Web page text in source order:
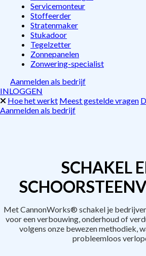
Servicemonteur
Stoffeerder
Stratenmaker
Stukadoor
Tegelzetter
Zonnepanelen
Zonwering-specialist
Aanmelden als bedrijf
INLOGGEN
Hoe het werkt Meest gestelde vragen
Aanmelden als bedrijf
SCHAKEL
Met CannonWorks® schakel je
voor een verbouwing, onderhoud of
volgens onze bewezen methodiek,
probleemloos